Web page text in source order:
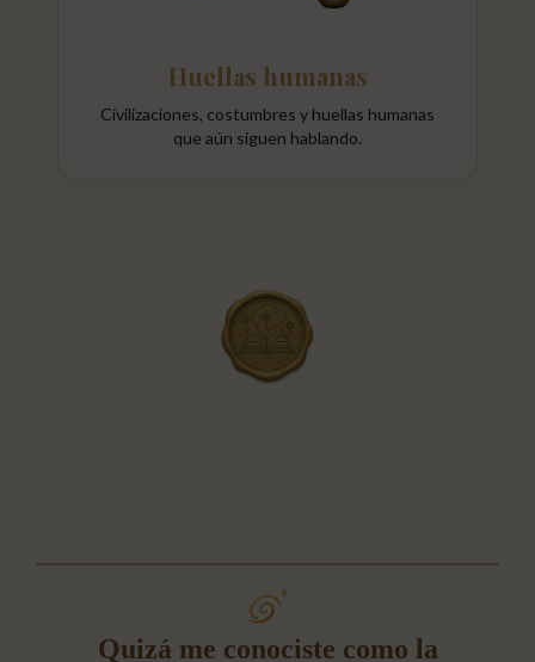
Huellas humanas
Civilizaciones, costumbres y huellas humanas
que aún siguen hablando.
Quizá me conociste como la